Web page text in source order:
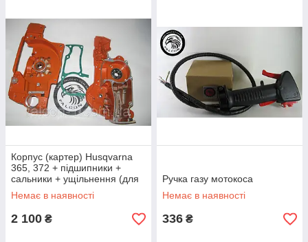
Корпус (картер) Husqvarna
365, 372 + підшипники +
сальники + ущільнення (для
бензопил)
Немає в наявності
2 100 ₴
Ручка газу мотокоса
Немає в наявності
336 ₴